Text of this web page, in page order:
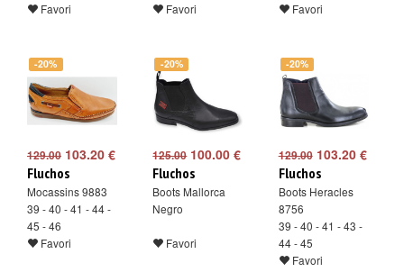
Favori
Favori
Favori
-20%
129.00 103.20 €
Fluchos
Mocassins 9883
39 - 40 - 41 - 44 -
45 - 46
Favori
-20%
125.00100.00 €
Fluchos
Boots Mallorca
Negro
Favori
-20%
129.00103.20 €
Fluchos
Boots Heracles
8756
39 - 40 - 41 - 43 -
44 - 45
Favori